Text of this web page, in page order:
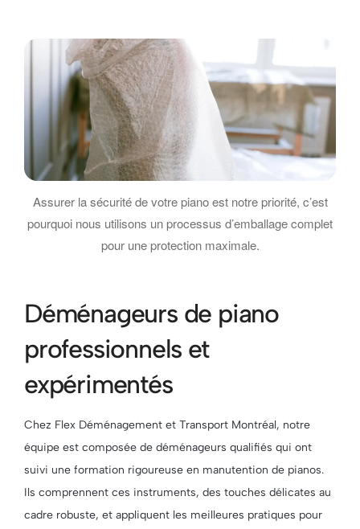
Assurer la sécurité de votre piano est notre priorité, c’est
pourquoi nous utilisons un processus d’emballage complet
pour une protection maximale.
Déménageurs de piano
professionnels et
expérimentés
Chez Flex Déménagement et Transport Montréal, notre
équipe est composée de déménageurs qualifiés qui ont
suivi une formation rigoureuse en manutention de pianos.
Ils comprennent ces instruments, des touches délicates au
cadre robuste, et appliquent les meilleures pratiques pour